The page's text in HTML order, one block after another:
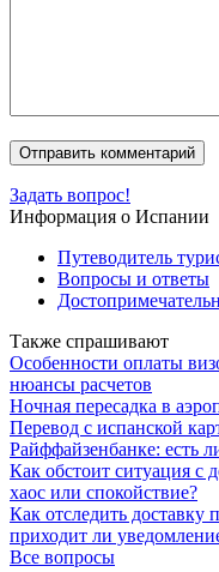
Задать вопрос!
Информация о Испании
Путеводитель
Вопросы и ответы
Также спрашивают
Особенности оплаты
нюансы расчетов
Ночная пересадка в
Перевод с испанской
Райффайзенбанке: есть
Как обстоит ситуация
хаос или спокойствие?
Как отследить доставку
приходит ли
Все вопросы